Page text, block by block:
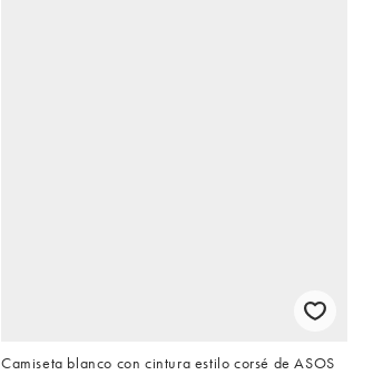
Camiseta blanco con cintura estilo corsé de ASOS